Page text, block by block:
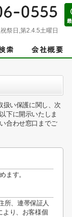
祝祭日,第2.4.5土曜日
扱い保護に関し、次
下に開示いたしま
合わせ窓口までご
ます。
所、連帯保証人
より、お客様個